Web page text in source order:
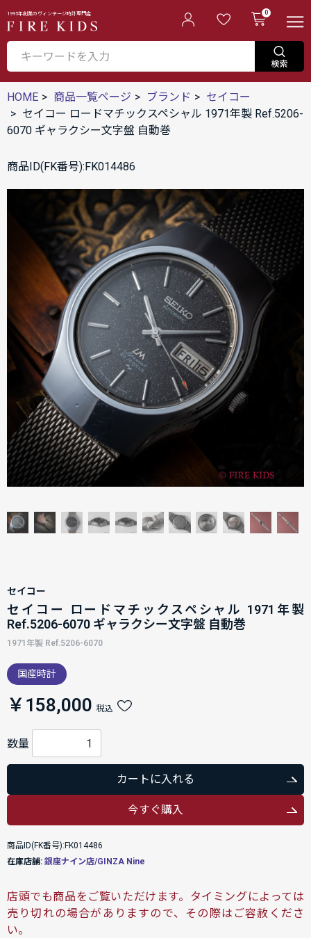
1995年創業のヴィンテージ時計専門店 0
HOME 商品一覧ページ ブランド
セイコー
セイコー ロードマチックスペシャル 1971年製 Ref.5206-
6070 ギャラクシー文字盤 自動巻
商品ID(FK番号):FK014486
セイコー
セイコー ロードマチックスペシャル 1971年製
Ref.5206-6070 ギャラクシー文字盤 自動巻
1971年製 Ref.5206-6070
国産時計
￥158,000 税込
数量
カートに入れる
今すぐ購入
商品ID(FK番号):FK014486
在庫店舗: 銀座ナイン店/GINZA Nine
店頭でも商品をご覧いただけます。タイミングによっては
売り切れの場合がありますので、その際はご容赦くださ
い。